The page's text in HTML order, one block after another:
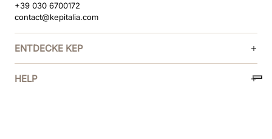
+39 030 6700172
contact@kepitalia.com
ENTDECKE KEP
HELP